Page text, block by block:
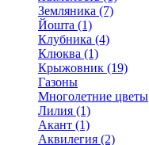
Земляника (7)
Йошта (1)
Клубника (4)
Клюква (1)
Крыжовник (19)
Газоны
Многолетние цветы
Лилия (1)
Акант (1)
Аквилегия (2)